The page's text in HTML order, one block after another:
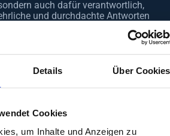
Details Über Cookies
Cookies
um Inhalte und Anzeigen zu
auch dafür verantwortlich,
und durchdachte Antworten
Wie die Auswahl der
den Erfolg
beeinflusst
der Auswahl der Befragten für
die richtige
Teilnehmer repräsentativ für die